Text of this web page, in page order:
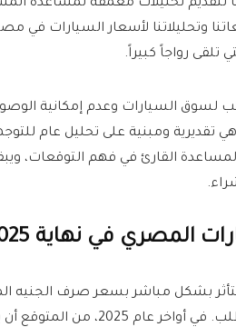
لتقديم تحليلات معمقة لمساعدة
وتحليلاتنا لأسعار السيارات في مصر
تلقى رواجاً كبيراً.
لسوق السيارات وعدم إمكانية
هي تقديرية ومبنية على تحليل عام
القارئ في فهم التوقعات،
في نهاية 2025
بشكل مباشر بسعر صرف الجنيه
الجمركية، بالإضافة إلى عامل